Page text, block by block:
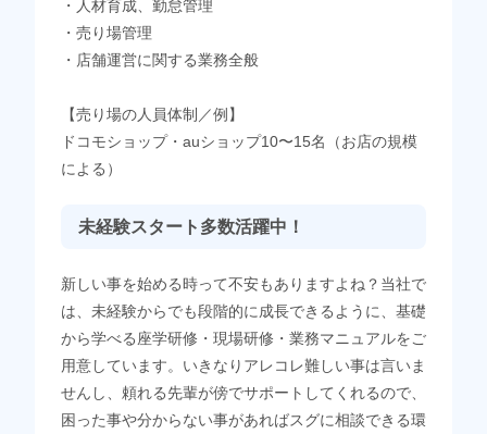
・人材育成、勤怠管理
・売り場管理
・店舗運営に関する業務全般
【売り場の人員体制／例】
ドコモショップ・auショップ10〜15名（お店の規模
による）
未経験スタート多数活躍中！
新しい事を始める時って不安もありますよね？当社で
は、未経験からでも段階的に成長できるように、基礎
から学べる座学研修・現場研修・業務マニュアルをご
用意しています。いきなりアレコレ難しい事は言いま
せんし、頼れる先輩が傍でサポートしてくれるので、
困った事や分からない事があればスグに相談できる環